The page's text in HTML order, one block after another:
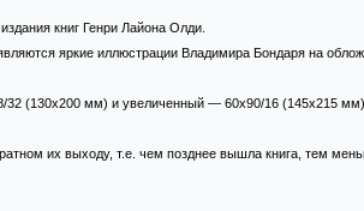
книг Генри Лайона Олди.
яркие иллюстрации Владимира Бондаря на
(130x200 мм) и увеличенный — 60x90/16 (145x215 мм);
их выходу, т.е. чем позднее вышла книга, тем